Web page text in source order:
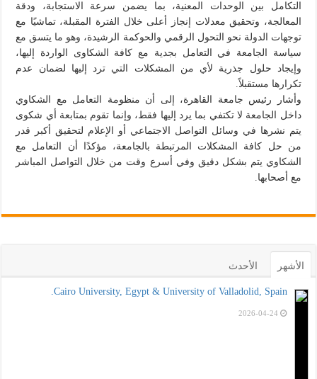
التكامل بين الوحدات المعنية، بما يضمن سرعة الاستجابة، ودقة
المعالجة، وتحقيق معدلات إنجاز أعلى خلال الفترة المقبلة، تماشيًا مع
توجهات الدولة نحو التحول الرقمي والحوكمة الرشيدة، وهو ما يتسق مع
سياسة الجامعة في التعامل بجدية مع كافة الشكاوى الواردة إليها،
وإيجاد حلول جذرية لأي من المشكلات التي ترد إليها لضمان عدم
تكرارها مستقبلاً.
وأشار رئيس جامعة القاهرة، إلى أن منظومة التعامل مع الشكاوي
داخل الجامعة لا تكتفي بما يرد إليها فقط، وإنما تقوم بمتابعة أي شكوى
يتم نشرها في وسائل التواصل الاجتماعي أو الإعلام لتحقيق أكبر قدر
من حل كافة المشكلات المرتبطة بالجامعة، مؤكدًا أن التعامل مع
الشكاوي يتم بشكل دقيق وفي أسرع وقت من خلال التواصل المباشر
مع أصحابها.
الأشهر الأحدث
Cairo University, Egypt & University of Valladolid, Spain.
2026-04-24